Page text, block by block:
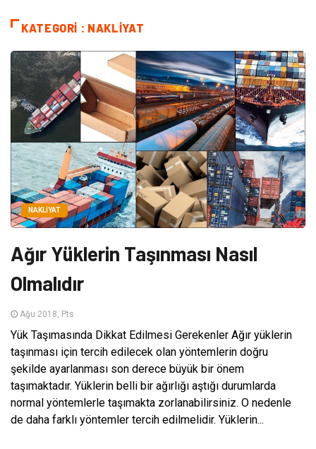
KATEGORI : NAKLIYAT
NAKLIYAT
Ağır Yüklerin Taşınması Nasıl
Olmalıdır
Ağu 2018, Pts
Yük Taşımasında Dikkat Edilmesi Gerekenler Ağır yüklerin
taşınması için tercih edilecek olan yöntemlerin doğru
şekilde ayarlanması son derece büyük bir önem
taşımaktadır. Yüklerin belli bir ağırlığı aştığı durumlarda
normal yöntemlerle taşımakta zorlanabilirsiniz. O nedenle
de daha farklı yöntemler tercih edilmelidir. Yüklerin...